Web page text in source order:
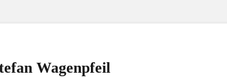
Wagenpfeil